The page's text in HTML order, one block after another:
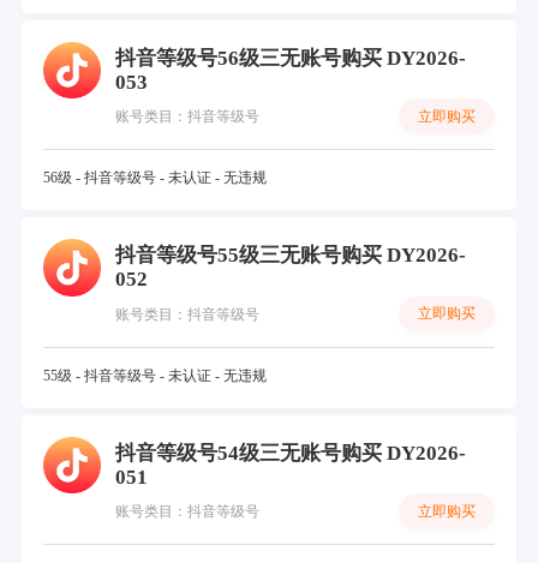
抖音等级号56级三无账号购买 DY2026-
053
账号类目：抖音等级号 立即购买
56级 - 抖音等级号 - 未认证 - 无违规
抖音等级号55级三无账号购买 DY2026-
052
账号类目：抖音等级号 立即购买
55级 - 抖音等级号 - 未认证 - 无违规
抖音等级号54级三无账号购买 DY2026-
051
账号类目：抖音等级号 立即购买